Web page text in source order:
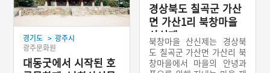
경기도 > 광주시
광주문화원
대동굿에서 시작된 호
경상북도 칠곡군 가산
면 가산1리 북창마을
산신제
북창마을 산신제는 경상북
도 칠곡군 가산면 가산리 북
창마을에서 마을의 안녕과